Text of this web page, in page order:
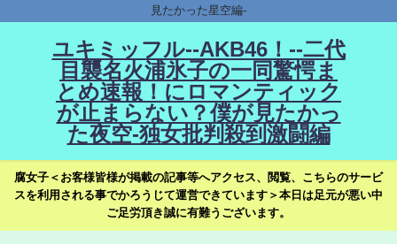
見たかった星空編-
ユキミッフル--AKB46！--二代
目襲名火浦氷子の一同驚愕ま
とめ速報！にロマンティック
が止まらない？僕が見たかっ
た夜空-独女批判殺到激闘編
腐女子＜お客様皆様が掲載の記事等へアクセス、閲覧、こちらのサービ
スを利用される事でかろうじて運営できています＞本日は足元が悪い中
ご足労頂き誠に有難うございます。